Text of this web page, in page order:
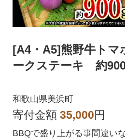
[A4・A5]熊野牛トマ
ークステーキ 約
和歌山県美浜町
寄付金額 35,000円
BBQで盛り上がる事間違い